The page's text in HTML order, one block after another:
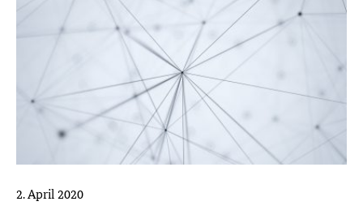
2. April 2020